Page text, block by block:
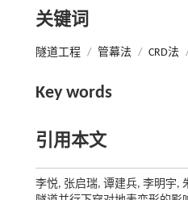
关键词
隧道工程 / 管幕法 / CRD法
Key words
引用本文
李悦, 张启瑞, 谭建兵, 李明宇,